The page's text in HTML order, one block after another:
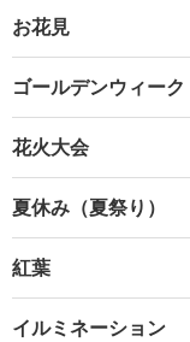
お花見
ゴールデンウィーク
花火大会
夏休み（夏祭り）
紅葉
イルミネーション